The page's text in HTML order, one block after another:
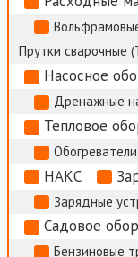
Прутки сварочные
Насосное
Дренажные
Тепловое
НАКС
Зарядные
Садовое
Бензиновые